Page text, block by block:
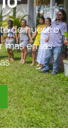
de nuestro
más en las